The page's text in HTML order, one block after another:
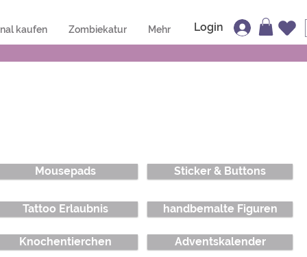
kaufen Zombiekatur Mehr Login
Mousepads Sticker & Buttons
Tattoo Erlaubnis
Knochentierchen
handbemalte Figuren
Adventskalender